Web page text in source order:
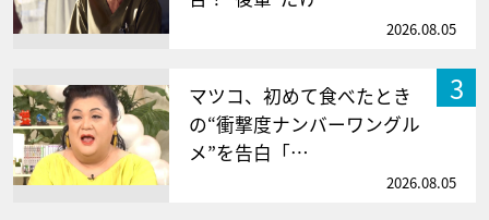
2026.08.05
3
マツコ、初めて食べたとき
の“衝撃度ナンバーワングル
メ”を告白「…
2026.08.05